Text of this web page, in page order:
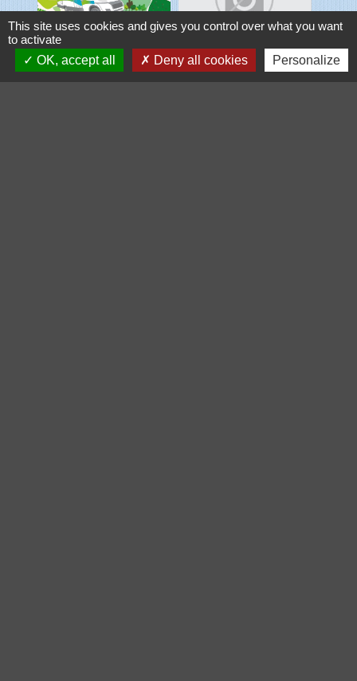
This site uses cookies and gives you control over what you want
to activate
OK, accept all
Deny all cookies Personalize